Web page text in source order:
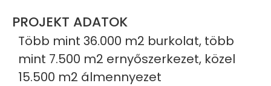
PROJEKT ADATOK
Több mint 36.000 m2 burkolat, több
mint 7.500 m2 ernyőszerkezet, közel
15.500 m2 álmennyezet